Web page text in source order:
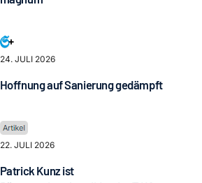
24. JULI 2026
Hoffnung auf Sanierung gedämpft
22. JULI 2026
Patrick Kunz ist